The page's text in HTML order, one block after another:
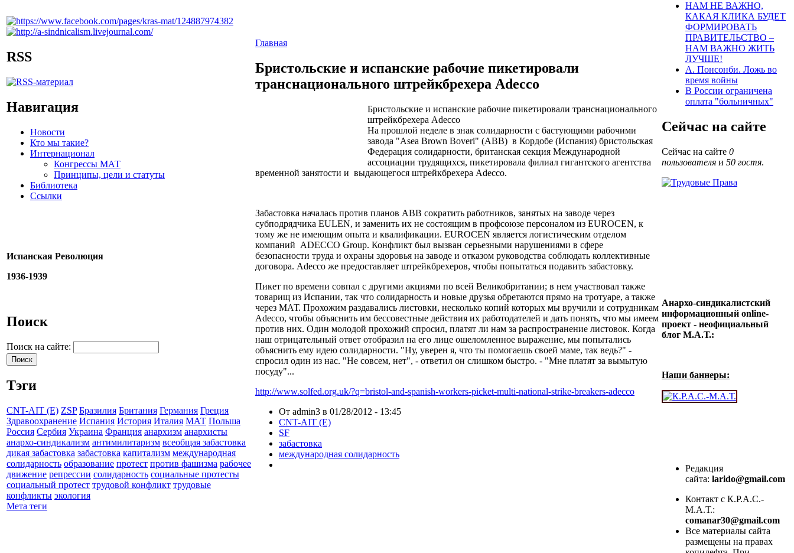
RSS
Навигация
Новости
Кто мы такие?
Интернационал
Конгрессы МАТ
Принципы, цели и статуты
Библиотека
Ссылки
Испанская Революция
1936-1939
Поиск
Поиск на сайте:
Тэги
CNT-AIT (E) ZSP Бразилия Британия Германия Греция
Здравоохранение Испания История Италия МАТ Польша
Россия Сербия Украина Франция анархизм анархисты
анархо-синдикализм антимилитаризм всеобщая забастовка
дикая забастовка забастовка капитализм международная
солидарность образование протест против фашизма рабочее
движение репрессии солидарность социальные протесты
социальный протест трудовой конфликт трудовые
конфликты экология
Мета теги
Главная
Бристольские и испанские рабочие пикетировали
транснационального штрейкбрехера Adecco
Бристольские и испанские рабочие пикетировали транснационального
штрейкбрехера Adecco
На прошлой неделе в знак солидарности с бастующими рабочими
завода "Asea Brown Boveri" (ABB) в Кордобе (Испания) бристольская
Федерация солидарности, британская секция Международной
ассоциации трудящихся, пикетировала филиал гигантского агентства
временной занятости и выдающегося штрейкбрехера Adecco.
Забастовка началась против планов ABB сократить работников, занятых на заводе через
субподрядчика EULEN, и заменить их не состоящим в профсоюзе персоналом из EUROCEN, к
тому же не имеющим опыта и квалификации. EUROCEN является логистическим отделом
компаний ADECCO Group. Конфликт был вызван серьезными нарушениями в сфере
безопасности труда и охраны здоровья на заводе и отказом руководства соблюдать коллективные
договора. Adecco же предоставляет штрейкбрехеров, чтобы попытаться подавить забастовку.
Пикет по времени совпал с другими акциями по всей Великобритании; в нем участвовал также
товарищ из Испании, так что солидарность и новые друзья обретаются прямо на тротуаре, а также
через МАТ. Прохожим раздавались листовки, несколько копий которых мы вручили и сотрудникам
Adecco, чтобы объяснить им бессовестные действия их работодателей и дать понять, что мы имеем
против них. Один молодой прохожий спросил, платят ли нам за распространение листовок. Когда
наш отрицательный ответ отобразил на его лице ошеломленное выражение, мы попытались
объяснить ему идею солидарности. "Ну, уверен я, что ты помогаешь своей маме, так ведь?" -
спросил один из нас. "Не совсем, нет", - ответил он слишком быстро. - "Мне платят за вымытую
посуду"...
http://www.solfed.org.uk/?q=bristol-and-spanish-workers-picket-multi-national-strike-breakers-adecco
От admin3 в 01/28/2012 - 13:45
CNT-AIT (E)
SF
забастовка
международная солидарность
НАМ НЕ ВАЖНО,
КАКАЯ КЛИКА БУДЕТ
ФОРМИРОВАТЬ
ПРАВИТЕЛЬСТВО –
НАМ ВАЖНО ЖИТЬ
ЛУЧШЕ!
А. Понсонби. Ложь во
время войны
В России ограничена
оплата "больничных"
Сейчас на сайте
Сейчас на сайте 0
пользователя и 50 гостя.
Анархо-синдикалистский
информационный online-
проект - неофициальный
блог М.А.Т.:
Наши баннеры:
Редакция
сайта: larido@gmail.com
Контакт с К.Р.А.С.-
М.А.Т.:
comanar30@gmail.com
Все материалы сайта
размещены на правах